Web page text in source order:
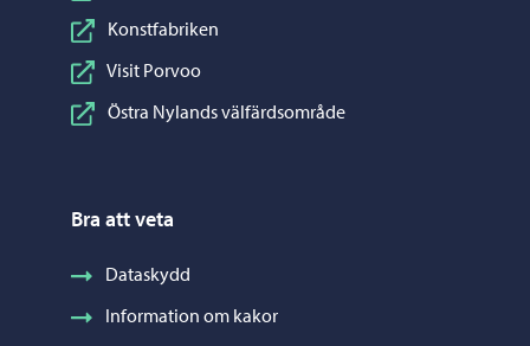
Konstfabriken
Visit Porvoo
Östra Nylands välfärdsområde
Bra att veta
Dataskydd
Information om kakor